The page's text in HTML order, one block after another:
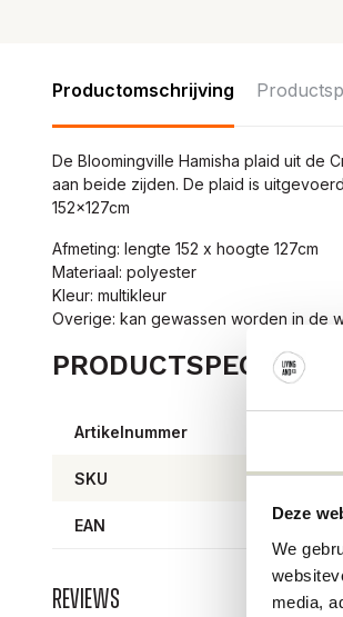
Deze
We
media,
Productomschrijving
De Bloomingville Hamisha plaid uit de
aan beide zijden. De plaid is
152x127cm
Afmeting: lengte 152 x hoogte 127cm
Materiaal: polyester
Kleur: multikleur
Overige: kan gewassen worden in de
Artikelnummer
SKU
EAN
Reviews